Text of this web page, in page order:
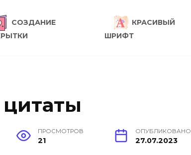
СОЗДАНИЕ
КРАСИВЫЙ
ШРИФТ
ПРОСМОТРОВ
21
ОПУБЛИКОВАНО
27.07.2023